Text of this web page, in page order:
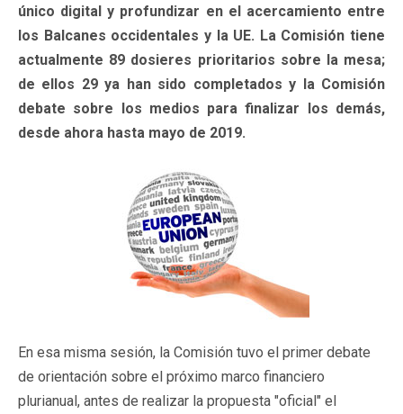
único digital y profundizar en el acercamiento entre
los Balcanes occidentales y la UE. La Comisión tiene
actualmente 89 dosieres prioritarios sobre la mesa;
de ellos 29 ya han sido completados y la Comisión
debate sobre los medios para finalizar los demás,
desde ahora hasta mayo de 2019.
En esa misma sesión, la Comisión tuvo el primer debate
de orientación sobre el próximo marco financiero
plurianual, antes de realizar la propuesta "oficial" el